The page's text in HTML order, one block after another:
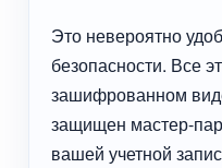
Это невероятно
безопасности. Все
зашифрованном
защищен мастер-
вашей учетной